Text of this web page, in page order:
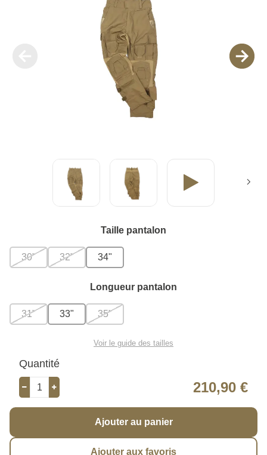
Taille pantalon
30" 32" 34"
Longueur pantalon
31" 33" 35"
Voir le guide des tailles
Quantité
210,90 €
Ajouter au panier
Ajouter aux favoris